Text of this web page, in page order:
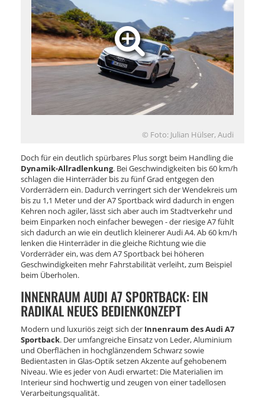
© Foto: Julian Hülser, Audi
Doch für ein deutlich spürbares Plus sorgt beim Handling die
Dynamik-Allradlenkung. Bei Geschwindigkeiten bis 60 km/h
schlagen die Hinterräder bis zu fünf Grad entgegen den
Vorderrädern ein. Dadurch verringert sich der Wendekreis um
bis zu 1,1 Meter und der A7 Sportback wird dadurch in engen
Kehren noch agiler, lässt sich aber auch im Stadtverkehr und
beim Einparken noch einfacher bewegen - der riesige A7 fühlt
sich dadurch an wie ein deutlich kleinerer Audi A4. Ab 60 km/h
lenken die Hinterräder in die gleiche Richtung wie die
Vorderräder ein, was dem A7 Sportback bei höheren
Geschwindigkeiten mehr Fahrstabilität verleiht, zum Beispiel
beim Überholen.
INNENRAUM AUDI A7 SPORTBACK: EIN
RADIKAL NEUES BEDIENKONZEPT
Modern und luxuriös zeigt sich der Innenraum des Audi A7
Sportback. Der umfangreiche Einsatz von Leder, Aluminium
und Oberflächen in hochglänzendem Schwarz sowie
Bedientasten in Glas-Optik setzen Akzente auf gehobenem
Niveau. Wie es jeder von Audi erwartet: Die Materialien im
Interieur sind hochwertig und zeugen von einer tadellosen
Verarbeitungsqualität.